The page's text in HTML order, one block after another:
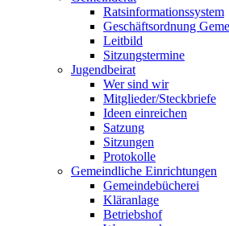
Ratsinformationssystem
Geschäftsordnung
Leitbild
Sitzungstermine
Jugendbeirat
Wer sind wir
Mitglieder/Steckbriefe
Ideen einreichen
Satzung
Sitzungen
Protokolle
Gemeindliche Einrichtungen
Gemeindebücherei
Kläranlage
Betriebshof